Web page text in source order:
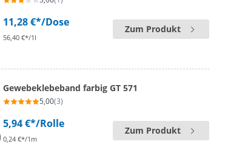
11,28 €*/Dose
56,40 €*/1l
Zum Produkt
Gewebeklebeband farbig GT 571
5,00(3)
5,94 €*/Rolle
0,24 €*/1m
Zum Produkt